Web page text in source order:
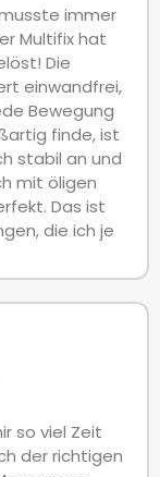
immer
Multifix hat
Die
einwandfrei,
Bewegung
finde, ist
stabil an und
mit öligen
Das ist
die ich je
so viel Zeit
der richtigen